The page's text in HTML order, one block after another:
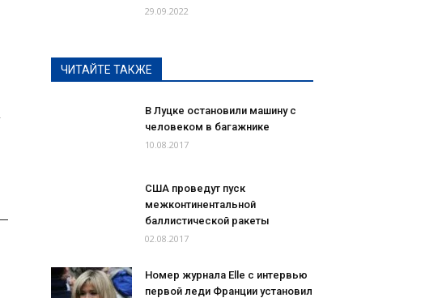
29.09.2022
ЧИТАЙТЕ ТАКЖЕ
В Луцке остановили машину с
человеком в багажнике
10.08.2017
США проведут пуск
межконтинентальной
баллистической ракеты
02.08.2017
Номер журнала Elle с интервью
первой леди Франции установил